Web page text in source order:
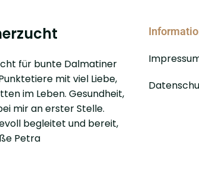
für bunte Dalmatiner
mit viel Liebe,
im Leben. Gesundheit,
mir an erster Stelle.
begleitet und bereit,
Petra